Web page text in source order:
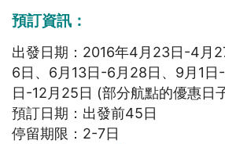
預訂資訊：
出發日期：2016年4月23日-4月
6日、6月13日-6月28日、9月1日
日-12月25日 (部分航點的優惠日
預訂日期：出發前45日
停留期限：2-7日